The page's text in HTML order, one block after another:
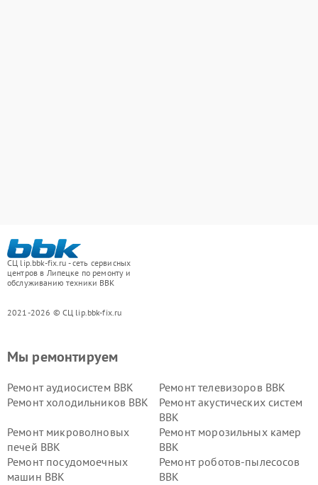
СЦ lip.bbk-fix.ru - сеть сервисных
центров в Липецке по ремонту и
обслуживанию техники BBK
2021-2026 © СЦ lip.bbk-fix.ru
Мы ремонтируем
Ремонт аудиосистем BBK
Ремонт телевизоров BBK
Ремонт холодильников BBK
Ремонт акустических систем
BBK
Ремонт микроволновых
печей BBK
Ремонт морозильных камер
BBK
Ремонт посудомоечных
машин BBK
Ремонт роботов-пылесосов
BBK